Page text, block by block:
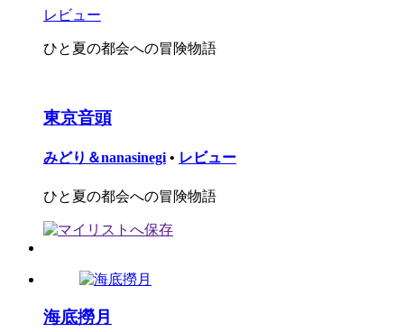
レビュー
ひと夏の都会への冒険物語
東京音頭
みどり＆nanasinegi • レビュー
ひと夏の都会への冒険物語
海底撈月